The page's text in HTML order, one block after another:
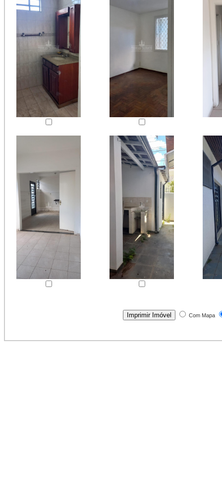
Com Mapa